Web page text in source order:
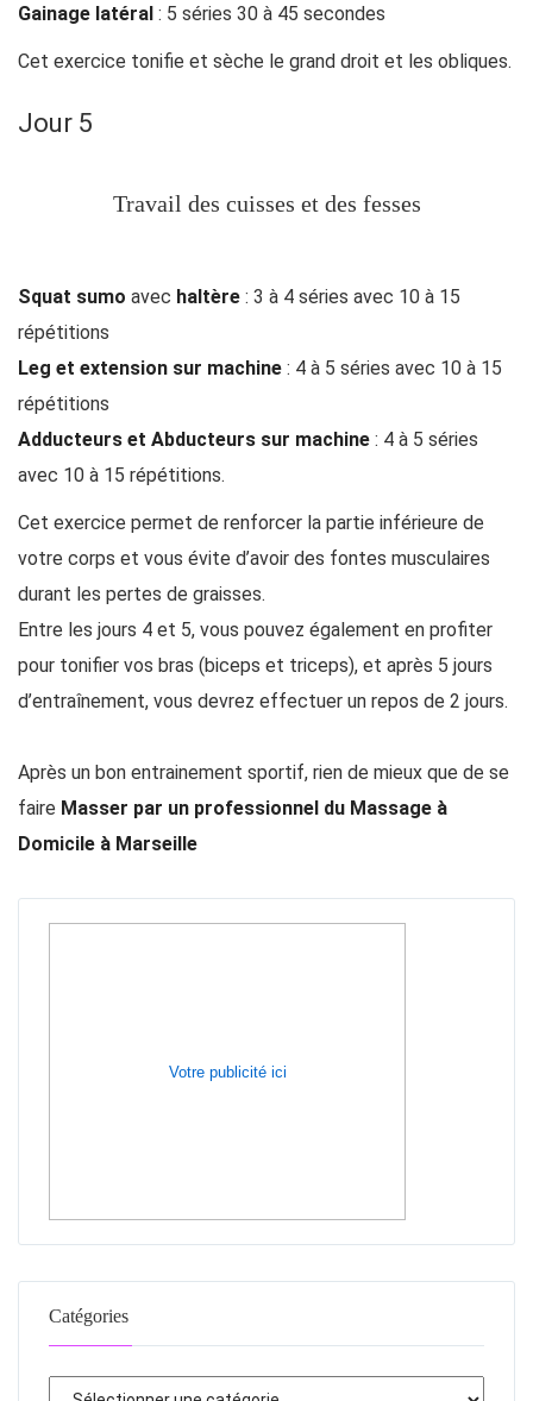
Gainage latéral : 5 séries 30 à 45 secondes
Cet exercice tonifie et sèche le grand droit et les obliques.
Jour 5
Travail des cuisses et des fesses
Squat sumo avec haltère : 3 à 4 séries avec 10 à 15
répétitions
Leg et extension sur machine : 4 à 5 séries avec 10 à 15
répétitions
Adducteurs et Abducteurs sur machine : 4 à 5 séries
avec 10 à 15 répétitions.
Cet exercice permet de renforcer la partie inférieure de
votre corps et vous évite d’avoir des fontes musculaires
durant les pertes de graisses.
Entre les jours 4 et 5, vous pouvez également en profiter
pour tonifier vos bras (biceps et triceps), et après 5 jours
d’entraînement, vous devrez effectuer un repos de 2 jours.
Après un bon entrainement sportif, rien de mieux que de se
faire Masser par un professionnel du Massage à
Domicile à Marseille
Votre publicité ici
Catégories